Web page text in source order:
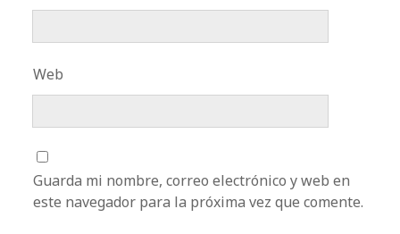
Web
Guarda mi nombre, correo electrónico y web en
este navegador para la próxima vez que comente.